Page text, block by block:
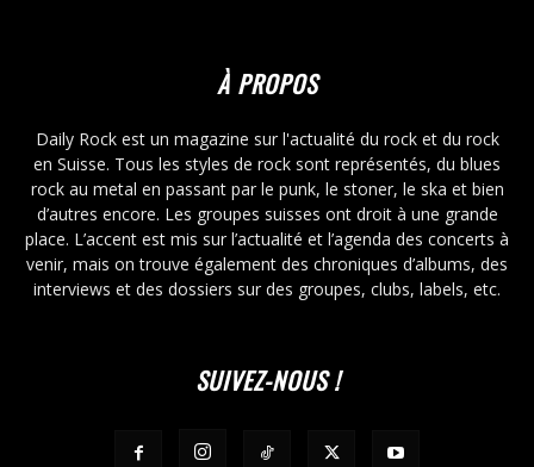
À PROPOS
Daily Rock est un magazine sur l'actualité du rock et du rock
en Suisse. Tous les styles de rock sont représentés, du blues
rock au metal en passant par le punk, le stoner, le ska et bien
d’autres encore. Les groupes suisses ont droit à une grande
place. L’accent est mis sur l’actualité et l’agenda des concerts à
venir, mais on trouve également des chroniques d’albums, des
interviews et des dossiers sur des groupes, clubs, labels, etc.
SUIVEZ-NOUS !